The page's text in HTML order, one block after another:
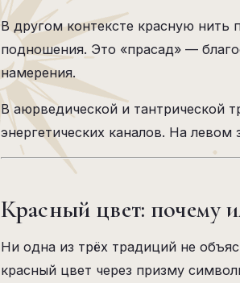
В другом контексте красную
подношения. Это «прасад» —
намерения.
В аюрведической и тантрической
энергетических каналов. На
Красный цвет: почему
Ни одна из трёх традиций не
красный цвет через призму